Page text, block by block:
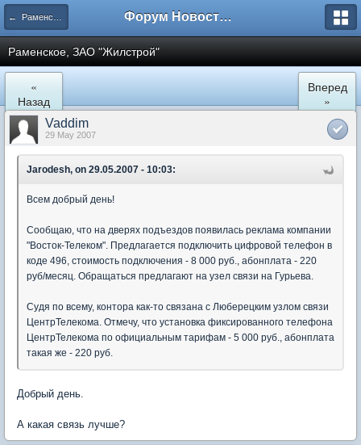
← Раменское Форум Новостройки
Раменское, ЗАО "Жилстрой"
«
Назад
Вперед
»
Vaddim
29 May 2007
Jarodesh, on 29.05.2007 - 10:03:
Всем добрый день!
Сообщаю, что на дверях подъездов появилась реклама компании
"Восток-Телеком". Предлагается подключить цифровой телефон в
коде 496, стоимость подключения - 8 000 руб., абонплата - 220
руб/месяц. Обращаться предлагают на узел связи на Гурьева.
Судя по всему, контора как-то связана с Люберецким узлом связи
ЦентрТелекома. Отмечу, что установка фиксированного телефона
ЦентрТелекома по официальным тарифам - 5 000 руб., абонплата
такая же - 220 руб.
Добрый день.
А какая связь лучше?